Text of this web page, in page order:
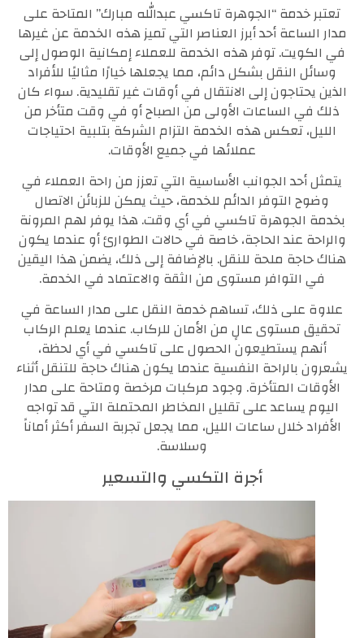
تعتبر خدمة “الجوهرة تاكسي عبدالله مبارك” المتاحة على
مدار الساعة أحد أبرز العناصر التي تميز هذه الخدمة عن غيرها
في الكويت. توفر هذه الخدمة للعملاء إمكانية الوصول إلى
وسائل النقل بشكل دائم، مما يجعلها خيارًا مثاليًا للأفراد
الذين يحتاجون إلى الانتقال في أوقات غير تقليدية. سواء كان
ذلك في الساعات الأولى من الصباح أو في وقت متأخر من
الليل، تعكس هذه الخدمة التزام الشركة بتلبية احتياجات
عملائها في جميع الأوقات.
يتمثل أحد الجوانب الأساسية التي تعزز من راحة العملاء في
وضوح التوفر الدائم للخدمة، حيث يمكن للزبائن الاتصال
بخدمة الجوهرة تاكسي في أي وقت. هذا يوفر لهم المرونة
والراحة عند الحاجة، خاصة في حالات الطوارئ أو عندما يكون
هناك حاجة ملحة للنقل. بالإضافة إلى ذلك، يضمن هذا اليقين
في التوافر مستوى من الثقة والاعتماد في الخدمة.
علاوة على ذلك، تساهم خدمة النقل على مدار الساعة في
تحقيق مستوى عالٍ من الأمان للركاب. عندما يعلم الركاب
أنهم يستطيعون الحصول على تاكسي في أي لحظة،
يشعرون بالراحة النفسية عندما يكون هناك حاجة للتنقل أثناء
الأوقات المتأخرة. وجود مركبات مرخصة ومتاحة على مدار
اليوم يساعد على تقليل المخاطر المحتملة التي قد تواجه
الأفراد خلال ساعات الليل، مما يجعل تجربة السفر أكثر أماناً
وسلاسة.
أجرة التكسي والتسعير